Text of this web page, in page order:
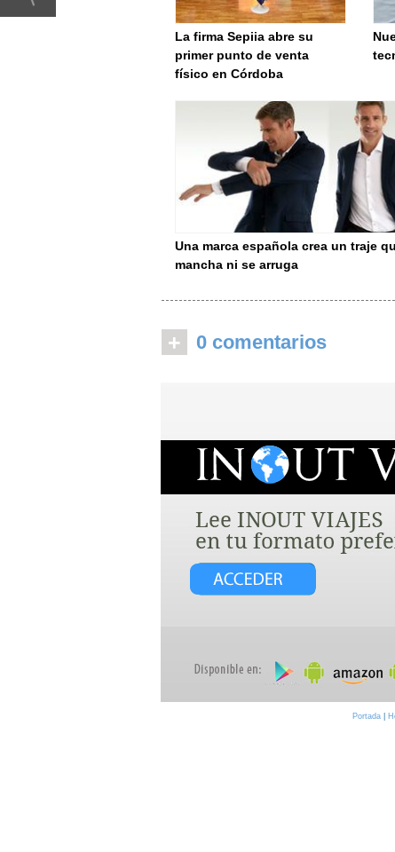
La firma Sepiia abre su
primer punto de venta
físico en Córdoba
Una marca española crea un traje
mancha ni se arruga
+ 0 comentarios
Portada